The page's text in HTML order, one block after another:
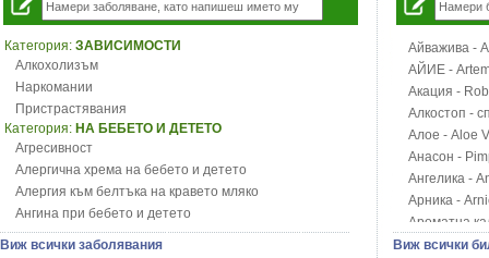
Категория: ЗАВИСИМОСТИ
Алкохолизъм
Наркомании
Пристрастявания
Категория: НА БЕБЕТО И ДЕТЕТО
Агресивност
Алергична хрема на бебето и детето
Алергия към белтъка на кравето мляко
Ангина при бебето и детето
Анемия при бебето и детето
Виж всички заболявания
Айважива -
АЙИЕ -
Акация -
Алкостоп -
Алое - Aloe
Анасон -
Ангелика -
Арника -
Ароматна
Арония -
Виж всички